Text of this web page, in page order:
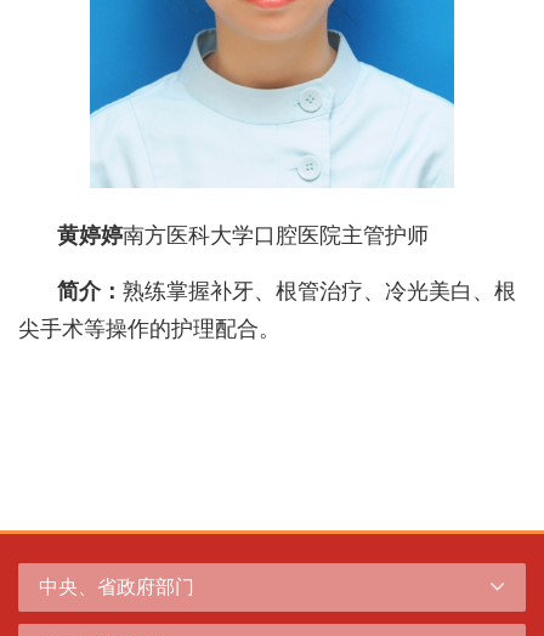
黄婷婷南方医科大学口腔医院主管护师
简介： 熟练掌握补牙、根管治疗、冷光美白、根
尖手术等操作的护理配合。
中央、省政府部门